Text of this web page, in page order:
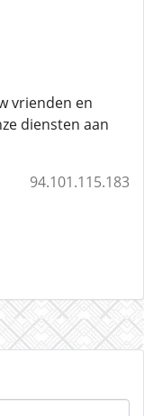
vrienden en
diensten aan
94.101.115.183